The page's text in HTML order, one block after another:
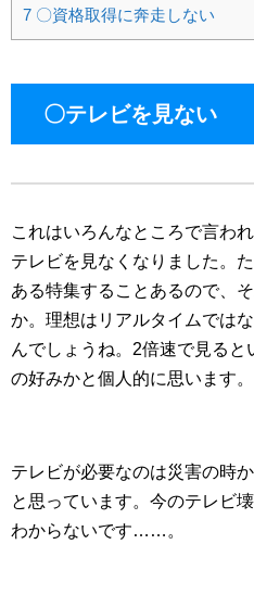
7 〇資格取得に奔走しない
〇テレビを見ない
これはいろんなところで言わ
テレビを見なくなりました。
ある特集することあるので、
か。理想はリアルタイムでは
んでしょうね。2倍速で見ると
の好みかと個人的に思います。
テレビが必要なのは災害の時
と思っています。今のテレビ
わからないです……。